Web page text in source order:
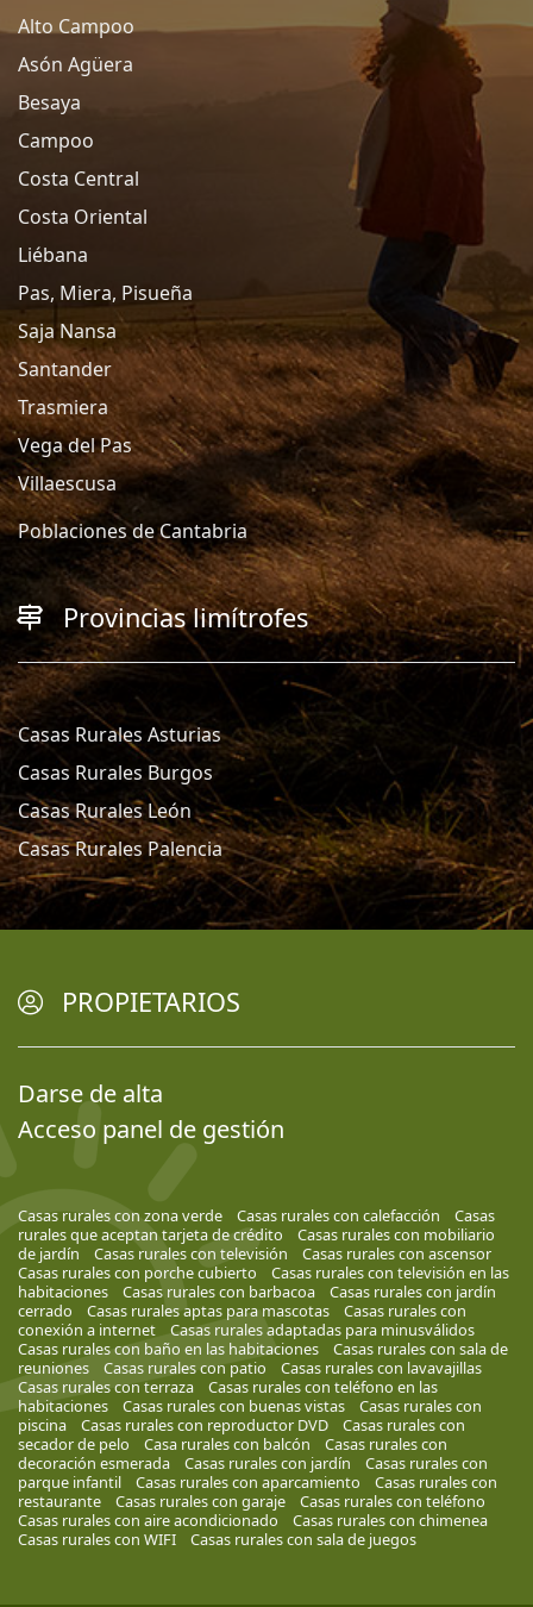
Alto Campoo
Asón Agüera
Besaya
Campoo
Costa Central
Costa Oriental
Liébana
Pas, Miera, Pisueña
Saja Nansa
Santander
Trasmiera
Vega del Pas
Villaescusa
Poblaciones de Cantabria
Provincias limítrofes
Casas Rurales Asturias
Casas Rurales Burgos
Casas Rurales León
Casas Rurales Palencia
PROPIETARIOS
Darse de alta
Acceso panel de gestión
Casas rurales con zona verde Casas rurales con calefacción
Casas
rurales que aceptan tarjeta de crédito
Casas rurales con mobiliario
de jardín
Casas rurales con televisión
Casas rurales con ascensor
Casas rurales con porche cubierto
Casas rurales con televisión en las
habitaciones
Casas rurales con barbacoa
Casas rurales con jardín
cerrado
Casas rurales aptas para mascotas
Casas rurales con
conexión a internet
Casas rurales adaptadas para minusválidos
Casas rurales con baño en las habitaciones
Casas rurales con sala de
reuniones
Casas rurales con patio
Casas rurales con lavavajillas
Casas rurales con terraza
Casas rurales con teléfono en las
habitaciones
Casas rurales con buenas vistas
Casas rurales con
piscina
Casas rurales con reproductor DVD
Casas rurales con
secador de pelo
Casa rurales con balcón
Casas rurales con
decoración esmerada
Casas rurales con jardín
Casas rurales con
parque infantil
Casas rurales con aparcamiento
Casas rurales con
restaurante
Casas rurales con garaje
Casas rurales con teléfono
Casas rurales con aire acondicionado
Casas rurales con chimenea
Casas rurales con WIFI
Casas rurales con sala de juegos